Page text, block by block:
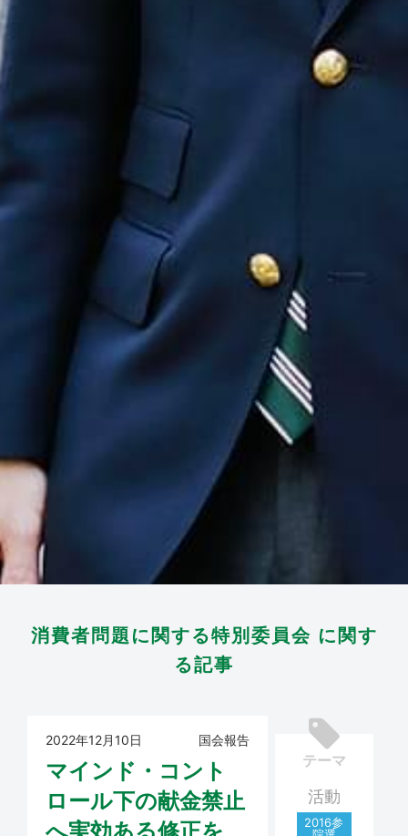
消費者問題に関する特別委員会 に関す
る記事
2022年12月10日 国会報告
マインド・コント
ロール下の献金禁止
テーマ
活動
2016参